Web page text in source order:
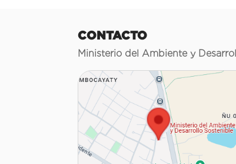
CONTACTO
Ministerio del Ambiente y